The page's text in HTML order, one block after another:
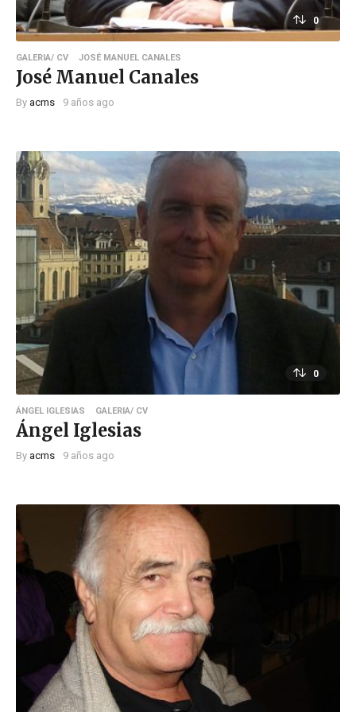
0
GALERIA/ CV JOSÉ MANUEL CANALES
José Manuel Canales
By acms 9 años ago
0
ÁNGEL IGLESIAS GALERIA/ CV
Ángel Iglesias
By acms 9 años ago